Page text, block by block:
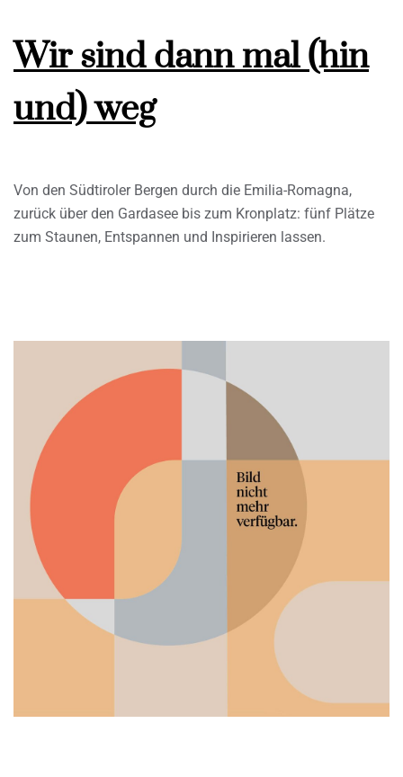
Wir sind dann mal (hin
und) weg
Von den Südtiroler Bergen durch die Emilia-Romagna,
zurück über den Gardasee bis zum Kronplatz: fünf Plätze
zum Staunen, Entspannen und Inspirieren lassen.